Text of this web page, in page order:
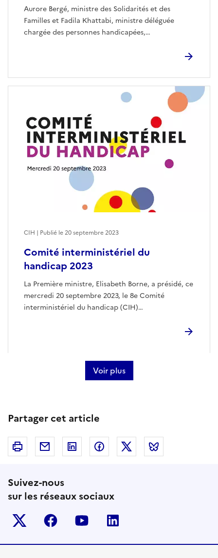
Aurore Bergé, ministre des Solidarités et des
Familles et Fadila Khattabi, ministre déléguée
chargée des personnes handicapées,…
Comité interministériel du
handicap 2023
La Première ministre, Elisabeth Borne, a présidé, ce
mercredi 20 septembre 2023, le 8e Comité
interministériel du handicap (CIH)…
CIH | Publié le20 septembre 2023
Voir plus
Partager cet article
Imprimer Courriel Linkedin FacebookTwitter
Suivez-nous
sur les réseaux sociaux
Twitter-x facebook youtube